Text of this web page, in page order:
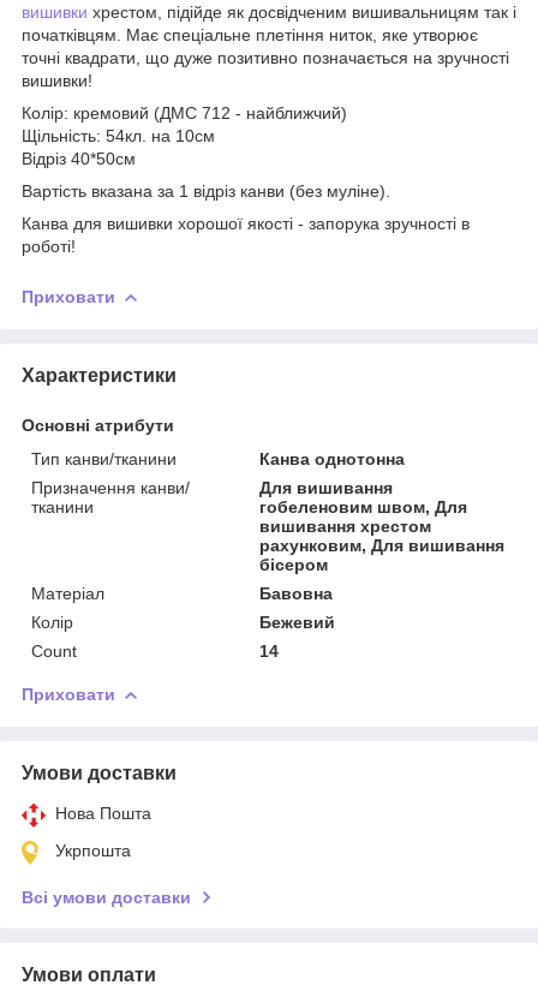
вишивки хрестом, підійде як досвідченим вишивальницям так і
початківцям. Має спеціальне плетіння ниток, яке утворює
точні квадрати, що дуже позитивно позначається на зручності
вишивки!
Колір: кремовий (ДМС 712 - найближчий)
Щільність: 54кл. на 10см
Відріз 40*50см
Вартість вказана за 1 відріз канви (без муліне).
Канва для вишивки хорошої якості - запорука зручності в
роботі!
Приховати
Характеристики
Основні атрибути
Тип канви/тканини
Канва однотонна
Призначення канви/
тканини
Для вишивання
гобеленовим швом, Для
вишивання хрестом
рахунковим, Для вишивання
бісером
Матеріал
Бавовна
Колір
Бежевий
Count
14
Приховати
Умови доставки
Нова Пошта
Укрпошта
Всі умови доставки
Умови оплати